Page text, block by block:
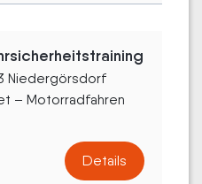
Niedergörsdorf
– Motorradfahren
Details